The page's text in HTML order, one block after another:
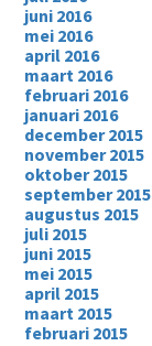
juni 2016
mei 2016
april 2016
maart 2016
februari 2016
januari 2016
december 2015
november 2015
oktober 2015
september 2015
augustus 2015
juli 2015
juni 2015
mei 2015
april 2015
maart 2015
februari 2015